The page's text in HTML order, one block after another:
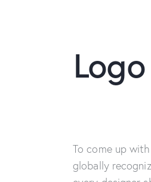
To come up
globally